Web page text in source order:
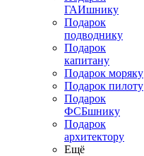
ГАИшнику
Подарок
подводнику
Подарок
капитану
Подарок моряку
Подарок пилоту
Подарок
ФСБшнику
Подарок
архитектору
Ещё